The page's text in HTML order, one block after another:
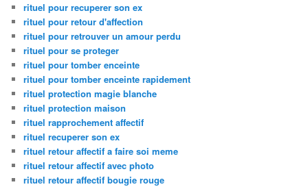
rituel pour recuperer son ex
rituel pour retour d'affection
rituel pour retrouver un amour perdu
rituel pour se proteger
rituel pour tomber enceinte
rituel pour tomber enceinte rapidement
rituel protection magie blanche
rituel protection maison
rituel rapprochement affectif
rituel recuperer son ex
rituel retour affectif a faire soi meme
rituel retour affectif avec photo
rituel retour affectif bougie rouge